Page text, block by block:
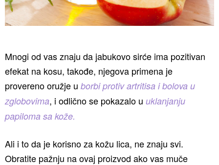
Mnogi od vas znaju da jabukovo sirće ima pozitivan
efekat na kosu, takođe, njegova primena je
provereno oružje u borbi protiv artritisa i bolova u
zglobovima, i odlično se pokazalo u uklanjanju
papiloma sa kože.
Ali i to da je korisno za kožu lica, ne znaju svi.
Obratite pažnju na ovaj proizvod ako vas muče